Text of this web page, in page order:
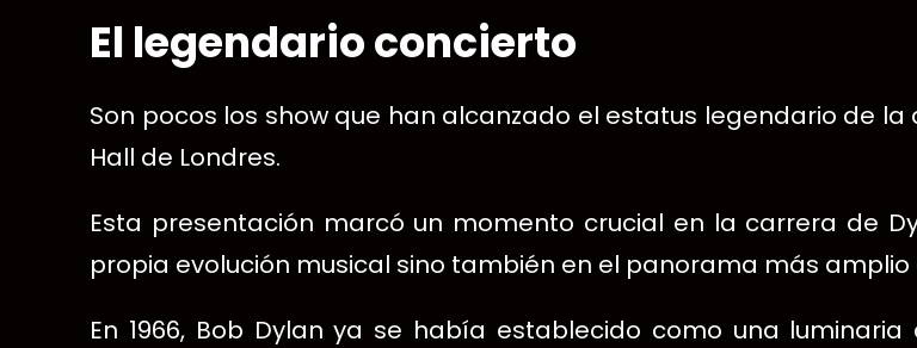
El legendario concierto
Son pocos los show que han alcanzado el estatus legendario de la
Hall de Londres.
Esta presentación marcó un momento crucial en la carrera de
propia evolución musical sino también en el panorama más amplio
En 1966, Bob Dylan ya se había establecido como una